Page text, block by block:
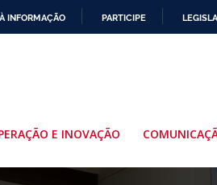
INFORMAÇÃO PARTICIPE
E INOVAÇÃO